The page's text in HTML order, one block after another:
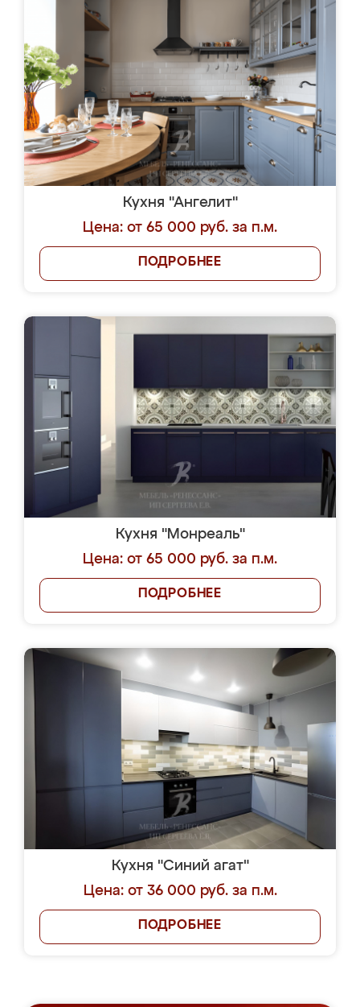
Кухня "Ангелит"
Цена: от 65 000 руб. за п.м.
ПОДРОБНЕЕ
Кухня "Монреаль"
Цена: от 65 000 руб. за п.м.
ПОДРОБНЕЕ
Кухня "Синий агат"
Цена: от 36 000 руб. за п.м.
ПОДРОБНЕЕ